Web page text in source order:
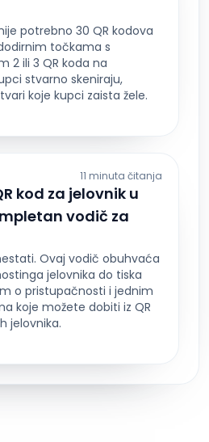
potrebno 30 QR kodova
točkama s
2 ili 3 QR koda na
stvarno skeniraju,
koje kupci zaista žele.
11 minuta čitanja
kod za jelovnik u
vodič za
Ovaj vodič obuhvaća
jelovnika do tiska
o pristupačnosti i jednim
koje možete dobiti iz QR
jelovnika.